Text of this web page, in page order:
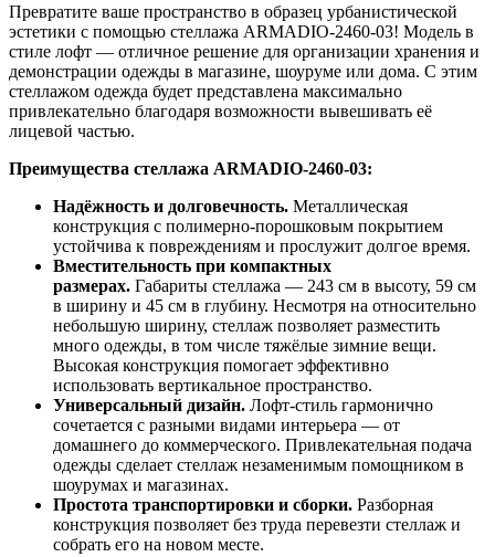
Превратите ваше пространство в образец урбанистической
эстетики с помощью стеллажа ARMADIO-2460-03! Модель в
стиле лофт — отличное решение для организации хранения и
демонстрации одежды в магазине, шоуруме или дома. С этим
стеллажом одежда будет представлена максимально
привлекательно благодаря возможности вывешивать её
лицевой частью.
Преимущества стеллажа ARMADIO-2460-03:
Надёжность и долговечность. Металлическая
конструкция с полимерно-порошковым покрытием
устойчива к повреждениям и прослужит долгое время.
Вместительность при компактных
размерах. Габариты стеллажа — 243 см в высоту, 59 см
в ширину и 45 см в глубину. Несмотря на относительно
небольшую ширину, стеллаж позволяет разместить
много одежды, в том числе тяжёлые зимние вещи.
Высокая конструкция помогает эффективно
использовать вертикальное пространство.
Универсальный дизайн. Лофт-стиль гармонично
сочетается с разными видами интерьера — от
домашнего до коммерческого. Привлекательная подача
одежды сделает стеллаж незаменимым помощником в
шоурумах и магазинах.
Простота транспортировки и сборки. Разборная
конструкция позволяет без труда перевезти стеллаж и
собрать его на новом месте.